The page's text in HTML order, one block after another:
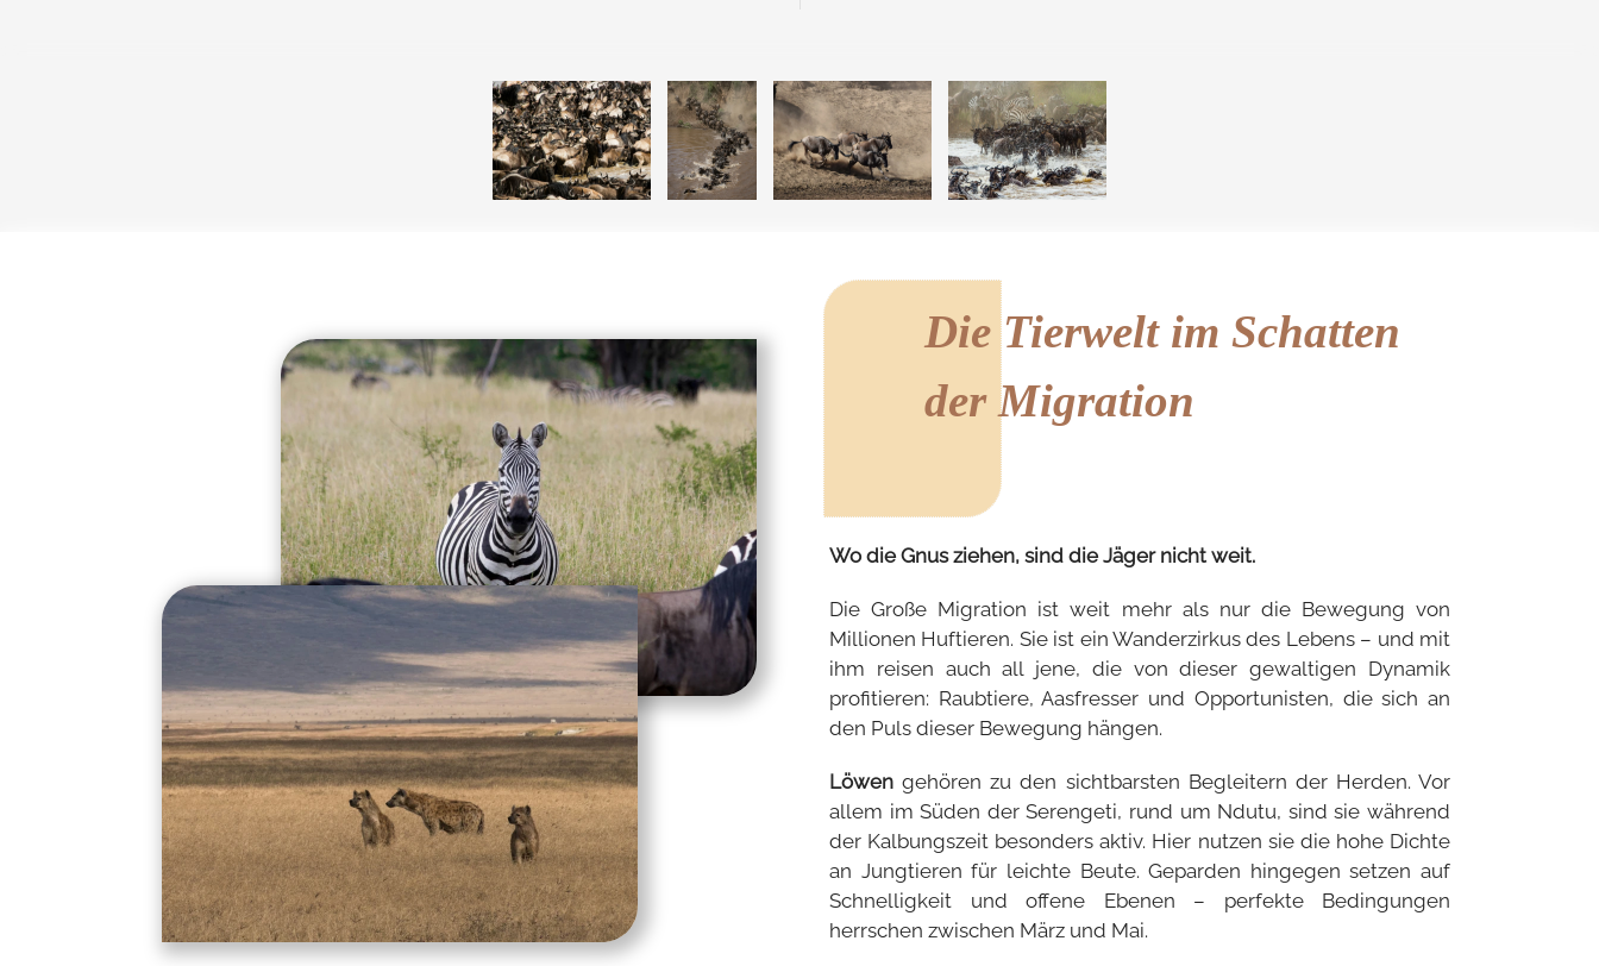
Die Tierwelt im Schatten
der Migration
Wo die Gnus ziehen, sind die Jäger nicht weit.
Die Große Migration ist weit mehr als nur die Bewegung von
Millionen Huftieren. Sie ist ein Wanderzirkus des Lebens – und mit
ihm reisen auch all jene, die von dieser gewaltigen Dynamik
profitieren: Raubtiere, Aasfresser und Opportunisten, die sich an
den Puls dieser Bewegung hängen.
Löwen gehören zu den sichtbarsten Begleitern der Herden. Vor
allem im Süden der Serengeti, rund um Ndutu, sind sie während
der Kalbungszeit besonders aktiv. Hier nutzen sie die hohe Dichte
an Jungtieren für leichte Beute. Geparden hingegen setzen auf
Schnelligkeit und offene Ebenen – perfekte Bedingungen
herrschen zwischen März und Mai.